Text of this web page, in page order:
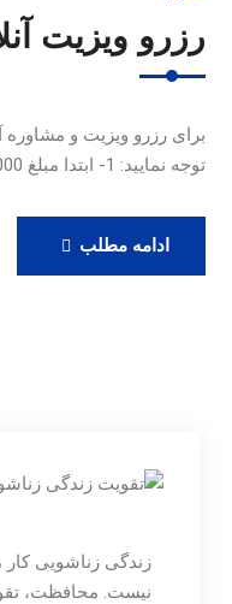
رزرو ویزیت
برای رزرو ویزیت و مشاوره
توجه نمایید: 1- ابتدا مبلغ 7،500،000 ریال به کارت…
ادامه مطلبرزرو
ویزیت
زندگی زناشویی
نیست. محافظت،